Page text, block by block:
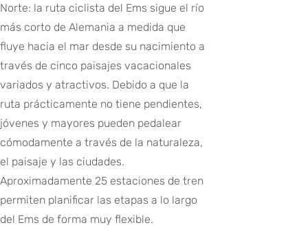
Norte: la ruta ciclista del Ems sigue el río
más corto de Alemania a medida que
fluye hacia el mar desde su nacimiento a
través de cinco paisajes vacacionales
variados y atractivos. Debido a que la
ruta prácticamente no tiene pendientes,
jóvenes y mayores pueden pedalear
cómodamente a través de la naturaleza,
el paisaje y las ciudades.
Aproximadamente 25 estaciones de tren
permiten planificar las etapas a lo largo
del Ems de forma muy flexible.